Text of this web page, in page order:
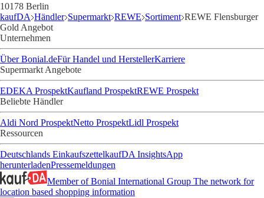
10178 Berlin
kaufDA Händler Supermarkt REWE Sortiment REWE Flensburger
Gold Angebot
Unternehmen
Über Bonial.deFür Handel und HerstellerKarriere
Supermarkt Angebote
EDEKA ProspektKaufland ProspektREWE Prospekt
Beliebte Händler
Aldi Nord ProspektNetto ProspektLidl Prospekt
Ressourcen
Deutschlands EinkaufszettelkaufDA InsightsApp
herunterladenPressemeldungen
Member of Bonial International Group The network for
location based shopping information